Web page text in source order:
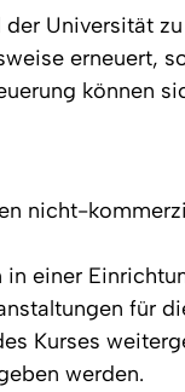
Universität
erneuert,
können
nicht-
einer
für
Kurses
werden.